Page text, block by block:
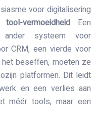
voor digitalisering
tool-vermoeidheid. Een
systeem voor
CRM, een vierde voor
beseffen, moeten ze
platformen. Dit leidt
en een verlies aan
méér tools, maar een